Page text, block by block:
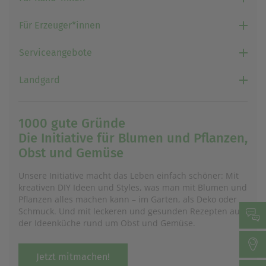
Für Erzeuger*innen
Serviceangebote
Landgard
1000 gute Gründe
Die Initiative für Blumen und Pflanzen,
Obst und Gemüse
Unsere Initiative macht das Leben einfach schöner: Mit
kreativen DIY Ideen und Styles, was man mit Blumen und
Pflanzen alles machen kann – im Garten, als Deko oder
Schmuck. Und mit leckeren und gesunden Rezepten aus
der Ideenküche rund um Obst und Gemüse.
Jetzt mitmachen!